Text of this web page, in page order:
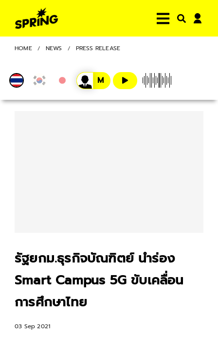
HOME NEWS PRESS RELEASE
รัฐยกม.ธุรกิจบัณฑิตย์ นำร่อง
Smart Campus 5G ขับเคลื่อน
การศึกษาไทย
03 Sep 2021